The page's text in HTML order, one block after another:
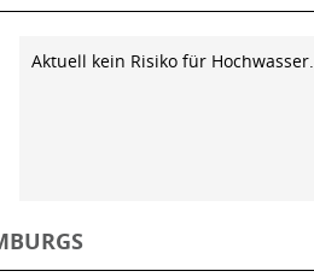
Aktuell kein Risiko für Hochwasser.